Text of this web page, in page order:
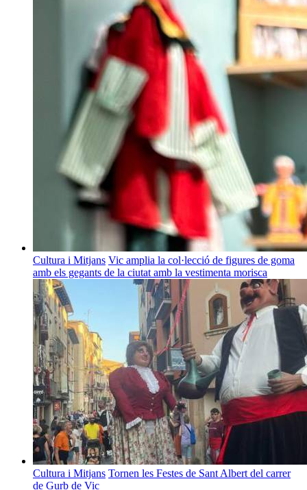
Cultura i Mitjans Vic amplia la col·lecció de figures de goma
amb els gegants de la ciutat amb la vestimenta morisca
Cultura i Mitjans Tornen les Festes de Sant Albert del carrer
de Gurb de Vic